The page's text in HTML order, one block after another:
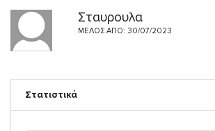
Σταυρουλα
ΜΈΛΟΣ ΑΠΌ: 30/07/2023
Στατιστικά